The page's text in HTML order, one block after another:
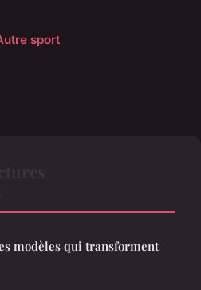
sport
modèles qui transforment